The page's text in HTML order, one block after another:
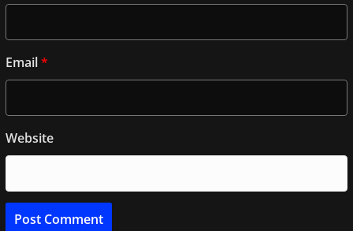
Email*
Website